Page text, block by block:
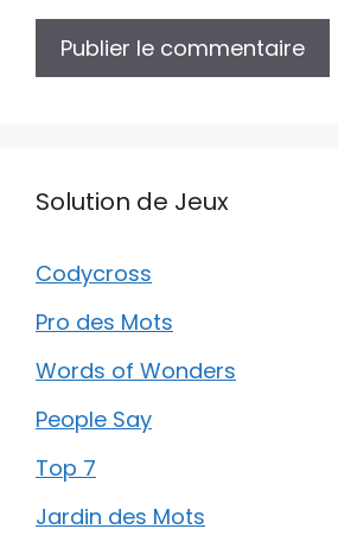
Solution de Jeux
Codycross
Pro des Mots
Words of Wonders
People Say
Top 7
Jardin des Mots